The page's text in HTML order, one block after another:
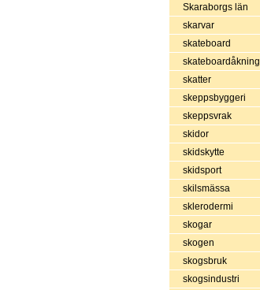
Skaraborgs län
skarvar
skateboard
skateboardåkning
skatter
skeppsbyggeri
skeppsvrak
skidor
skidskytte
skidsport
skilsmässa
sklerodermi
skogar
skogen
skogsbruk
skogsindustri